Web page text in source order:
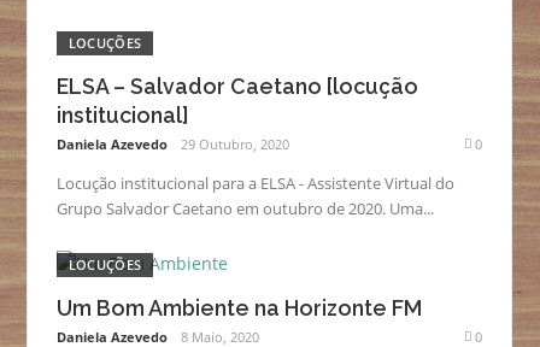
LOCUÇÕES
ELSA – Salvador Caetano [locução
institucional]
Daniela Azevedo 29 Outubro, 2020 0
Locução institucional para a ELSA - Assistente Virtual do
Grupo Salvador Caetano em outubro de 2020. Uma...
LOCUÇÕES
Um Bom Ambiente na Horizonte FM
Daniela Azevedo 8 Maio, 2020 0